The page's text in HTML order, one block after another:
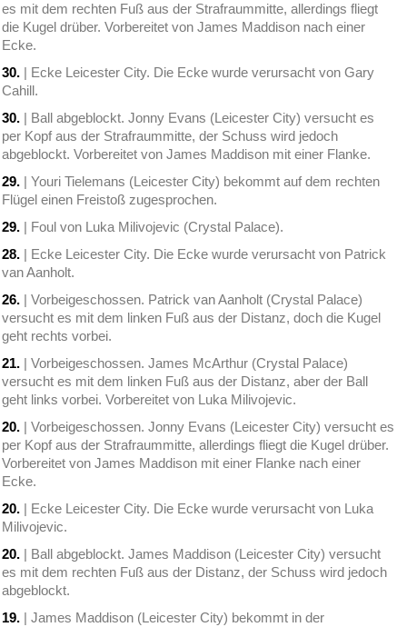
es mit dem rechten Fuß aus der Strafraummitte, allerdings fliegt
die Kugel drüber. Vorbereitet von James Maddison nach einer
Ecke.
30. | Ecke Leicester City. Die Ecke wurde verursacht von Gary
Cahill.
30. | Ball abgeblockt. Jonny Evans (Leicester City) versucht es
per Kopf aus der Strafraummitte, der Schuss wird jedoch
abgeblockt. Vorbereitet von James Maddison mit einer Flanke.
29. | Youri Tielemans (Leicester City) bekommt auf dem rechten
Flügel einen Freistoß zugesprochen.
29. | Foul von Luka Milivojevic (Crystal Palace).
28. | Ecke Leicester City. Die Ecke wurde verursacht von Patrick
van Aanholt.
26. | Vorbeigeschossen. Patrick van Aanholt (Crystal Palace)
versucht es mit dem linken Fuß aus der Distanz, doch die Kugel
geht rechts vorbei.
21. | Vorbeigeschossen. James McArthur (Crystal Palace)
versucht es mit dem linken Fuß aus der Distanz, aber der Ball
geht links vorbei. Vorbereitet von Luka Milivojevic.
20. | Vorbeigeschossen. Jonny Evans (Leicester City) versucht es
per Kopf aus der Strafraummitte, allerdings fliegt die Kugel drüber.
Vorbereitet von James Maddison mit einer Flanke nach einer
Ecke.
20. | Ecke Leicester City. Die Ecke wurde verursacht von Luka
Milivojevic.
20. | Ball abgeblockt. James Maddison (Leicester City) versucht
es mit dem rechten Fuß aus der Distanz, der Schuss wird jedoch
abgeblockt.
19. | James Maddison (Leicester City) bekommt in der